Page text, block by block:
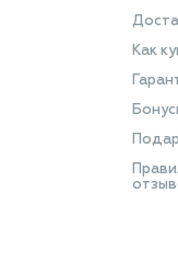
Как